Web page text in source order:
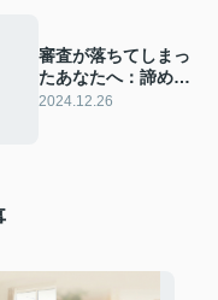
審査が落ちてしまっ
たあなたへ：諦める
前に、私たちにご相
2024.12.26